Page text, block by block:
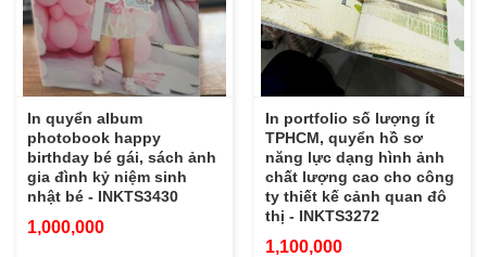
In quyển album
photobook happy
birthday bé gái, sách ảnh
gia đình kỷ niệm sinh
nhật bé - INKTS3430
1,000,000
In portfolio số lượng ít
TPHCM, quyển hồ sơ
năng lực dạng hình ảnh
chất lượng cao cho công
ty thiết kế cảnh quan đô
thị - INKTS3272
1,100,000